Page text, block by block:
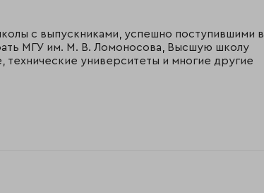
с выпускниками, успешно поступившими в
МГУ им. М. В. Ломоносова, Высшую школу
университеты и многие другие